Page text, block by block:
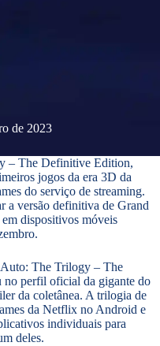
de 2023
– The Definitive Edition,
jogos da era 3D da
do serviço de streaming.
a versão definitiva de Grand
dispositivos móveis
The Trilogy – The
perfil oficial da gigante do
da coletânea. A trilogia de
da Netflix no Android e
individuais para
deles.